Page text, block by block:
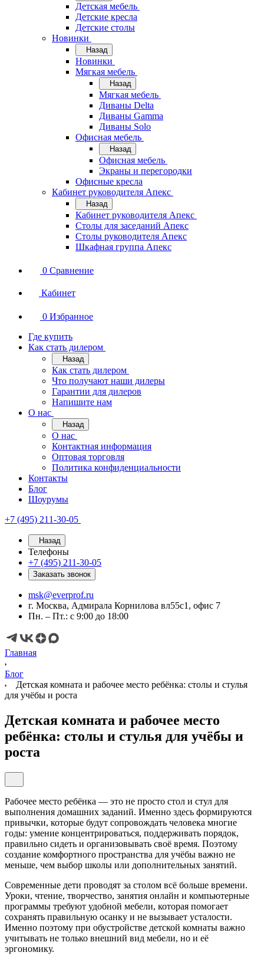
Детская мебель
Детские кресла
Детские столы
Новинки
Назад
Новинки
Мягкая мебель
Назад
Мягкая мебель
Диваны Delta
Диваны Gamma
Диваны Solo
Офисная мебель
Назад
Офисная мебель
Экраны и перегородки
Офисные кресла
Кабинет руководителя Апекс
Назад
Кабинет руководителя Апекс
Столы для заседаний Апекс
Столы руководителя Апекс
Шкафная группа Апекс
0 Сравнение
Кабинет
0 Избранное
Где купить
Как стать дилером
Назад
Как стать дилером
Что получают наши дилеры
Гарантии для дилеров
Напишите нам
О нас
Назад
О нас
Контактная информация
Оптовая торговля
Политика конфиденциальности
Контакты
Блог
Шоурумы
+7 (495) 211-30-05
Назад
Телефоны
+7 (495) 211-30-05
Заказать звонок
msk@everprof.ru
г. Москва, Адмирала Корнилова вл55с1, офис 7
Пн. – Пт.: с 9:00 до 18:00
Главная
Блог
Детская комната и рабочее место ребёнка: столы и стулья
для учёбы и роста
Детская комната и рабочее место
ребёнка: столы и стулья для учёбы и
роста
Рабочее место ребёнка — это не просто стол и стул для
выполнения домашних заданий. Именно здесь формируются
привычки, которые будут сопровождать человека многие
годы: умение концентрироваться, поддерживать порядок,
правильно сидеть и организовывать своё время. Поэтому
создание комфортного пространства для учёбы важно не
меньше, чем выбор школы или дополнительных занятий.
Современные дети проводят за столом всё больше времени.
Уроки, чтение, творчество, занятия онлайн и компьютерные
программы требуют удобной мебели, которая помогает
сохранять правильную осанку и не вызывает усталости.
Именно поэтому при обустройстве детской комнаты важно
учитывать не только внешний вид мебели, но и её
эргономику.